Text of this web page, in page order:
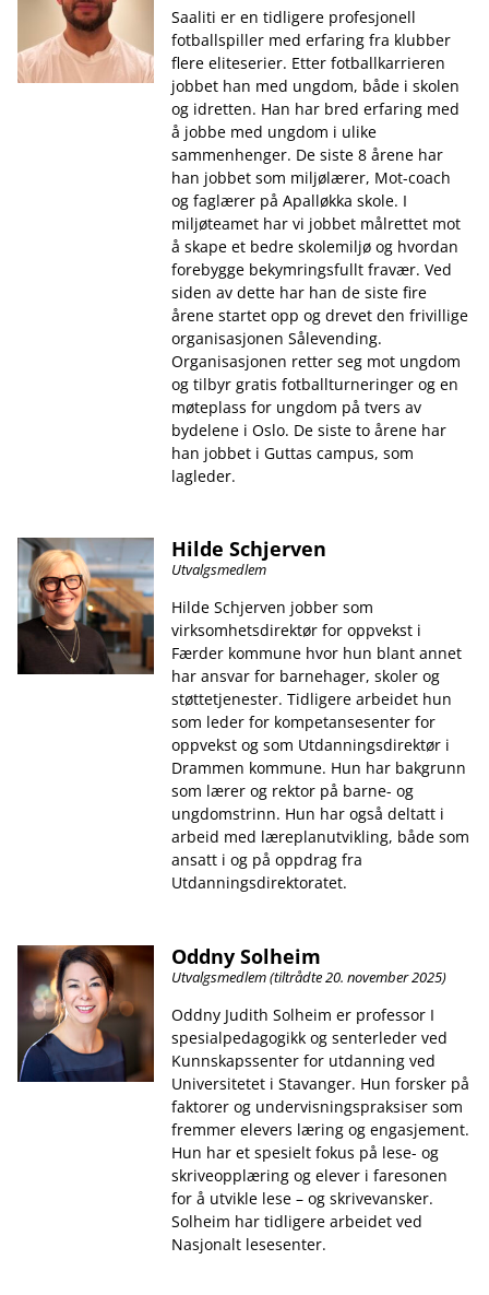
Saaliti er en tidligere profesjonell
fotballspiller med erfaring fra klubber
flere eliteserier. Etter fotballkarrieren
jobbet han med ungdom, både i skolen
og idretten. Han har bred erfaring med
å jobbe med ungdom i ulike
sammenhenger. De siste 8 årene har
han jobbet som miljølærer, Mot-coach
og faglærer på Apalløkka skole. I
miljøteamet har vi jobbet målrettet mot
å skape et bedre skolemiljø og hvordan
forebygge bekymringsfullt fravær. Ved
siden av dette har han de siste fire
årene startet opp og drevet den frivillige
organisasjonen Sålevending.
Organisasjonen retter seg mot ungdom
og tilbyr gratis fotballturneringer og en
møteplass for ungdom på tvers av
bydelene i Oslo. De siste to årene har
han jobbet i Guttas campus, som
lagleder.
Hilde Schjerven
Utvalgsmedlem
Hilde Schjerven jobber som
virksomhetsdirektør for oppvekst i
Færder kommune hvor hun blant annet
har ansvar for barnehager, skoler og
støttetjenester. Tidligere arbeidet hun
som leder for kompetansesenter for
oppvekst og som Utdanningsdirektør i
Drammen kommune. Hun har bakgrunn
som lærer og rektor på barne- og
ungdomstrinn. Hun har også deltatt i
arbeid med læreplanutvikling, både som
ansatt i og på oppdrag fra
Utdanningsdirektoratet.
Oddny Solheim
Utvalgsmedlem (tiltrådte 20. november 2025)
Oddny Judith Solheim er professor I
spesialpedagogikk og senterleder ved
Kunnskapssenter for utdanning ved
Universitetet i Stavanger. Hun forsker på
faktorer og undervisningspraksiser som
fremmer elevers læring og engasjement.
Hun har et spesielt fokus på lese- og
skriveopplæring og elever i faresonen
for å utvikle lese – og skrivevansker.
Solheim har tidligere arbeidet ved
Nasjonalt lesesenter.